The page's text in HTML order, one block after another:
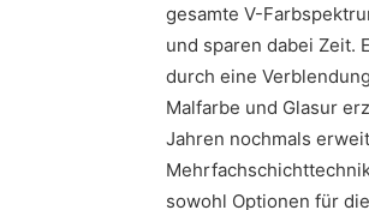
gesamte V-
und sparen dabei Zeit.
durch eine
Malfarbe und Glasur
Jahren nochmals
sowohl Optionen für